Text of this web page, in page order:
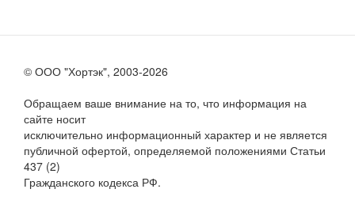
© ООО "Хортэк", 2003-2026
Обращаем ваше внимание на то, что информация на
сайте носит
исключительно информационный характер и не является
публичной офертой, определяемой положениями Статьи
437 (2)
Гражданского кодекса РФ.